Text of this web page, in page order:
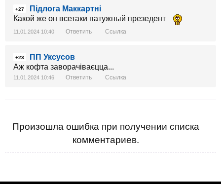
+27
Підлога Маккартні
Какой же он всетаки патужный презедент
11.01.2024 10:40 Ответить Ссылка
+23
ПП Уксусов
Аж кофта заворачіваєцца...
11.01.2024 10:46 Ответить Ссылка
Произошла ошибка при получении списка
комментариев.